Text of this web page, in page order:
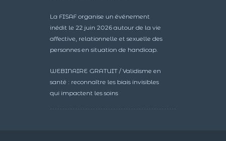
La FISAF organise un événement
inédit le 22 juin 2026 autour de la vie
affective, relationnelle et sexuelle des
personnes en situation de handicap.
WEBINAIRE GRATUIT / Validisme en
santé : reconnaître les biais invisibles
qui impactent les soins